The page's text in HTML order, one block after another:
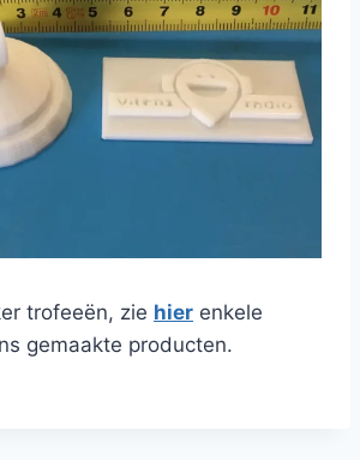
trofeeën, zie hier enkele
gemaakte producten.